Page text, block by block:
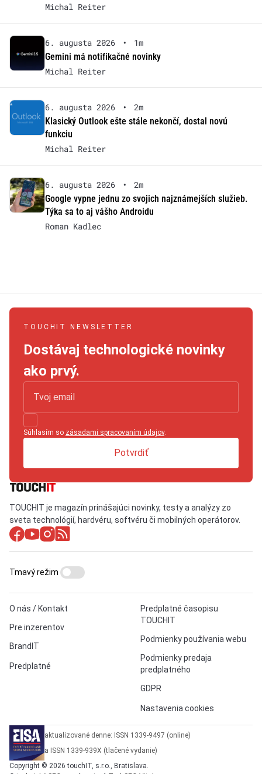
Michal Reiter
6. augusta 2026 •
1m
Gemini má notifikačné novinky
Michal Reiter
6. augusta 2026 •
2m
Klasický Outlook ešte stále nekončí, dostal novú
funkciu
Michal Reiter
6. augusta 2026 •
2m
Google vypne jednu zo svojich najznámejších služieb.
Týka sa to aj vášho Androidu
Roman Kadlec
TOUCHIT NEWSLETTER
Dostávaj technologické novinky
ako prvý.
Súhlasím so zásadami spracovaním údajov.
Potvrdiť
TOUCHIT je magazín prinášajúci novinky, testy a analýzy zo
sveta technológií, hardvéru, softvéru či mobilných operátorov.
O nás / Kontakt
Pre inzerentov
BrandIT
Predplatné
Predplatné časopisu
TOUCHIT
Podmienky používania webu
Podmienky predaja
predplatného
GDPR
Nastavenia cookies
Tmavý režim
aktualizované denne: ISSN 1339-9497 (online)
a ISSN 1339-939X (tlačené vydanie)
Copyright © 2026 touchIT, s.r.o., Bratislava.